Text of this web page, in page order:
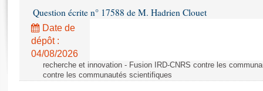
Rapports d'information
Rapports d'enquête
Rapports législatifs
Baromètre de l’application des lois
Liens vers les sites publics
Question écrite n° 17588 de M. Hadrien Clouet
Date de
dépôt :
04/08/2026
recherche et innovation - Fusion IRD-CNRS contre les
contre les communautés scientifiques